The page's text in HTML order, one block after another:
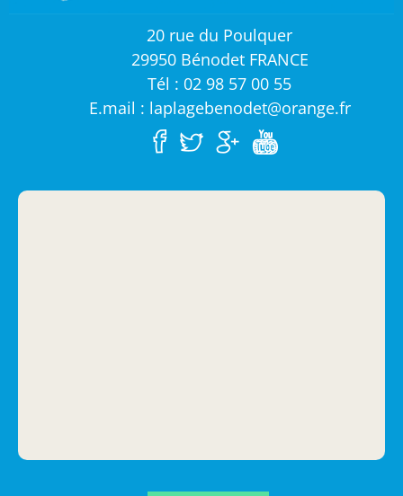
20 rue du Poulquer
29950 Bénodet FRANCE
Tél : 02 98 57 00 55
E.mail : laplagebenodet@orange.fr